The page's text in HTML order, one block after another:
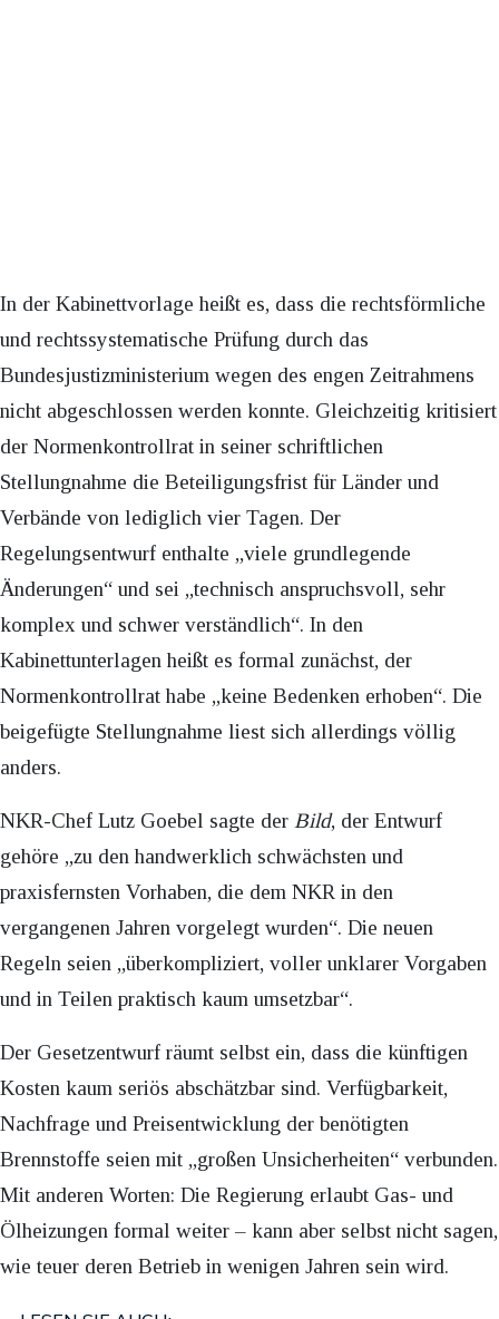
In der Kabinettvorlage heißt es, dass die rechtsförmliche
und rechtssystematische Prüfung durch das
Bundesjustizministerium wegen des engen Zeitrahmens
nicht abgeschlossen werden konnte. Gleichzeitig kritisiert
der Normenkontrollrat in seiner schriftlichen
Stellungnahme die Beteiligungsfrist für Länder und
Verbände von lediglich vier Tagen. Der
Regelungsentwurf enthalte „viele grundlegende
Änderungen“ und sei „technisch anspruchsvoll, sehr
komplex und schwer verständlich“. In den
Kabinettunterlagen heißt es formal zunächst, der
Normenkontrollrat habe „keine Bedenken erhoben“. Die
beigefügte Stellungnahme liest sich allerdings völlig
anders.
NKR-Chef Lutz Goebel sagte der Bild, der Entwurf
gehöre „zu den handwerklich schwächsten und
praxisfernsten Vorhaben, die dem NKR in den
vergangenen Jahren vorgelegt wurden“. Die neuen
Regeln seien „überkompliziert, voller unklarer Vorgaben
und in Teilen praktisch kaum umsetzbar“.
Der Gesetzentwurf räumt selbst ein, dass die künftigen
Kosten kaum seriös abschätzbar sind. Verfügbarkeit,
Nachfrage und Preisentwicklung der benötigten
Brennstoffe seien mit „großen Unsicherheiten“ verbunden.
Mit anderen Worten: Die Regierung erlaubt Gas- und
Ölheizungen formal weiter – kann aber selbst nicht sagen,
wie teuer deren Betrieb in wenigen Jahren sein wird.